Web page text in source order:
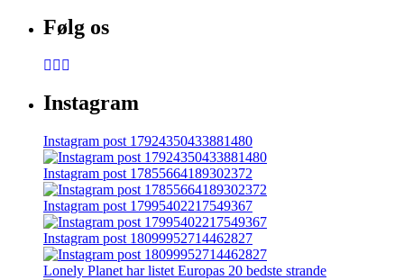
Følg os
Instagram
Instagram post 17924350433881480
Instagram post 17855664189302372
Instagram post 17995402217549367
Instagram post 18099952714462827
Lonely Planet har listet Europas 20 bedste strande